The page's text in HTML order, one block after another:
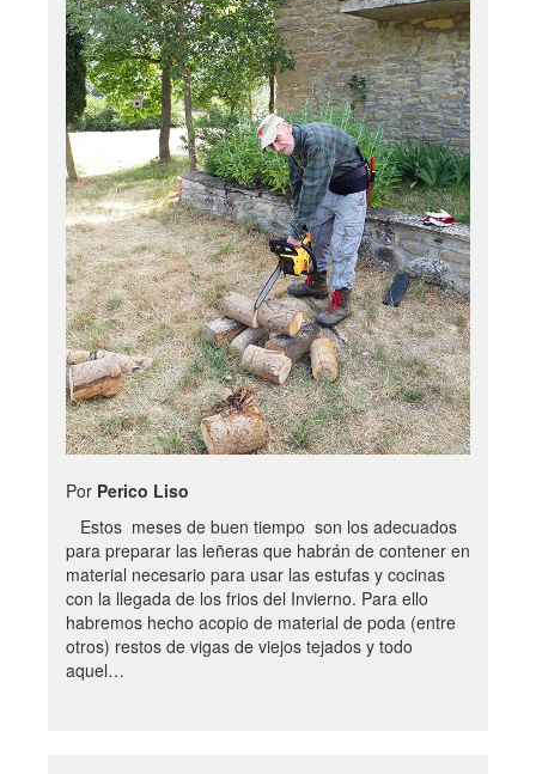
Por Perico Liso
Estos meses de buen tiempo son los adecuados
para preparar las leñeras que habrán de contener en
material necesario para usar las estufas y cocinas
con la llegada de los frios del Invierno. Para ello
habremos hecho acopio de material de poda (entre
otros) restos de vigas de viejos tejados y todo
aquel…